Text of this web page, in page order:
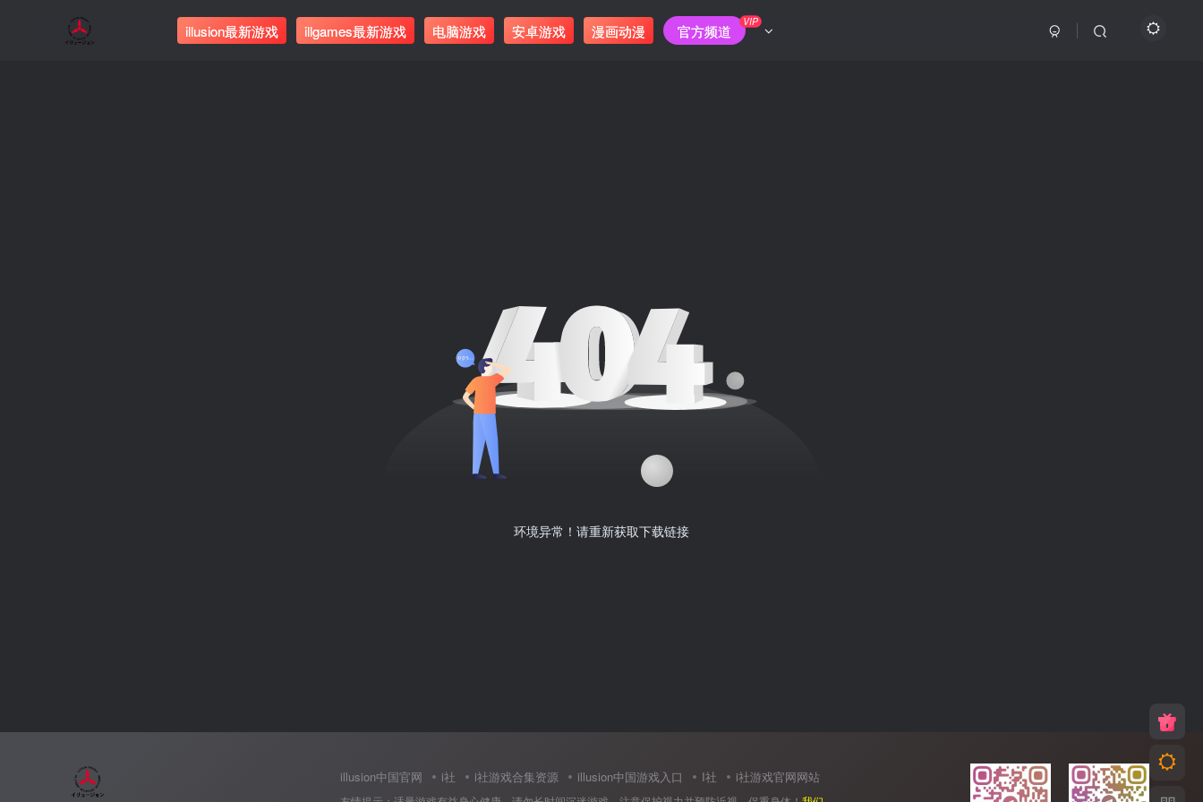
illusion最新游戏 illgames最新游戏 电脑游戏 安卓游戏 漫画动漫 官方频道
VIP
环境异常！请重新获取下载链接
illusion中国官网 i社 i社游戏合集资源 illusion中国游戏入口 I社 i社游戏官网网站